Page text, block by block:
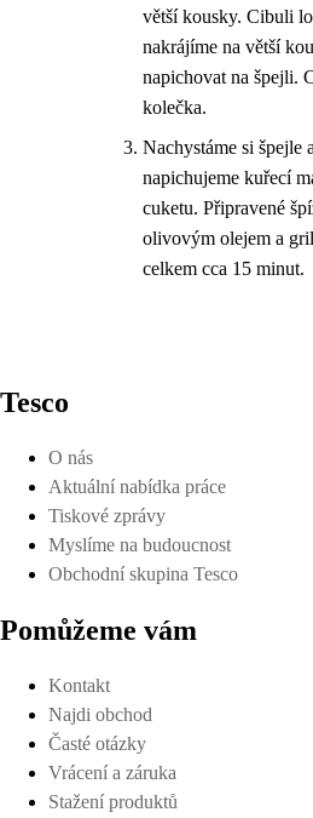
větší kousky. Cibuli
nakrájíme na větší
napichovat na špejli.
kolečka.
Nachystáme si špejle
napichujeme kuřecí
cuketu. Připravené
olivovým olejem a
celkem cca 15 minut.
Tesco
O nás
Aktuální nabídka práce
Tiskové zprávy
Myslíme na budoucnost
Obchodní skupina Tesco
Pomůžeme vám
Kontakt
Najdi obchod
Časté otázky
Vrácení a záruka
Stažení produktů